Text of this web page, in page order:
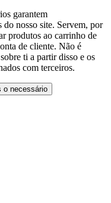
garantem
do nosso site. Servem, por
produtos ao carrinho de
de cliente. Não é
ti a partir disso e os
com terceiros.
o necessário